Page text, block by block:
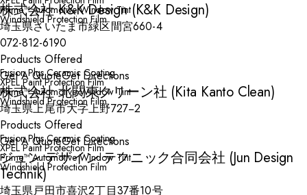
Prime™ Automotive Window Tint
Windshield Protection Film
株式会社 K&K Design (K&K Design)
埼玉県さいたま市緑区間宮660-4
072-812-6190
Products Offered
Fusion Plus Ceramic Coating
XPEL Paint Protection Film
Prime™ Automotive Window Tint
Windshield Protection Film
Get A QuoteGet Directions
株式会社 北関東クリーン社 (Kita Kanto Clean)
埼玉県上尾市大字上野727−2
Products Offered
Fusion Plus Ceramic Coating
XPEL Paint Protection Film
Prime™ Automotive Window Tint
Windshield Protection Film
Get A QuoteGet Directions
ジュン デザイン テクニック合同会社 (Jun Design
Technik)
埼玉県戸田市喜沢2丁目37番10号